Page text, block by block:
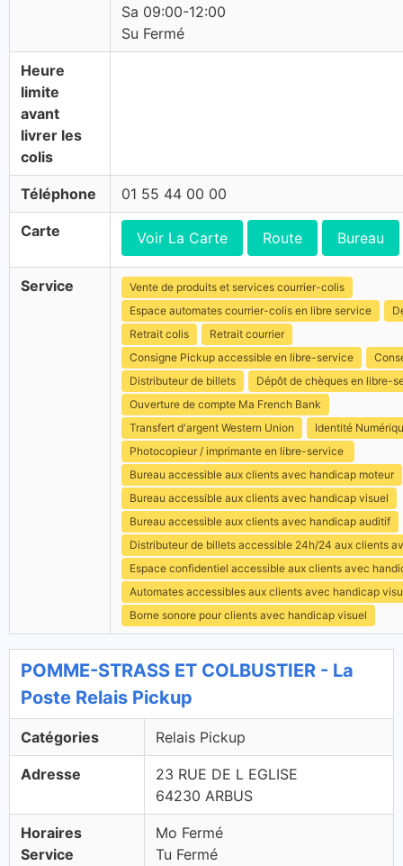
Sa 09:00-12:00
Su Fermé
Heure
limite
avant
livrer les
colis
Téléphone 01 55 44 00 00
Carte Voir La Carte Route Bureau
Service
Vente de produits et services courrier-colis
Espace automates courrier-colis en libre service
Retrait colis
Retrait courrier
Consigne Pickup accessible en libre-service
Distributeur de billets
Dépôt de chèques en libre-
Ouverture de compte Ma French Bank
Transfert d'argent Western Union
Identité
Photocopieur / imprimante en libre-service
Bureau accessible aux clients avec handicap moteur
Bureau accessible aux clients avec handicap visuel
Bureau accessible aux clients avec handicap auditif
Distributeur de billets accessible 24h/24 aux clients
Espace confidentiel accessible aux clients avec
Automates accessibles aux clients avec handicap
Borne sonore pour clients avec handicap visuel
POMME-STRASS ET COLBUSTIER - La
Poste Relais Pickup
Catégories Relais Pickup
Adresse
23 RUE DE L EGLISE
64230 ARBUS
Horaires
Service
Mo Fermé
Tu Fermé